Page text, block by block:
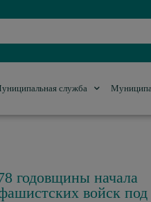
служба
годовщины начала
войск под